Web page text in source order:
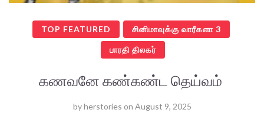
TOP FEATURED சினிமாவுக்கு வாரீகளா 3
பாரதி திலகர்
கணவனே கண்கண்ட தெய்வம்
byherstories on August 9, 2025